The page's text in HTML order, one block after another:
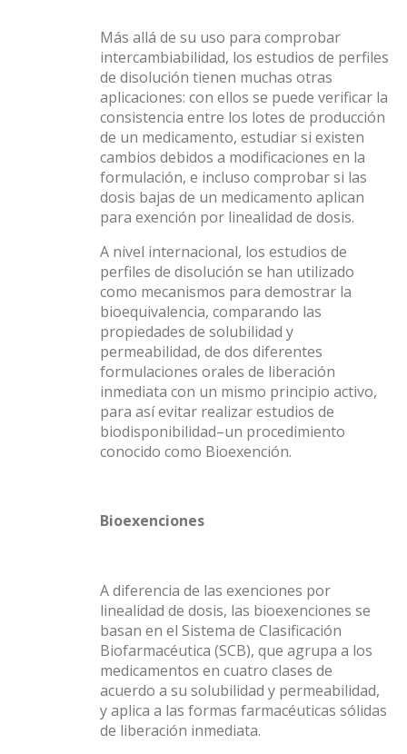
Más allá de su uso para comprobar
intercambiabilidad, los estudios de perfiles
de disolución tienen muchas otras
aplicaciones: con ellos se puede verificar la
consistencia entre los lotes de producción
de un medicamento, estudiar si existen
cambios debidos a modificaciones en la
formulación, e incluso comprobar si las
dosis bajas de un medicamento aplican
para exención por linealidad de dosis.
A nivel internacional, los estudios de
perfiles de disolución se han utilizado
como mecanismos para demostrar la
bioequivalencia, comparando las
propiedades de solubilidad y
permeabilidad, de dos diferentes
formulaciones orales de liberación
inmediata con un mismo principio activo,
para así evitar realizar estudios de
biodisponibilidad–un procedimiento
conocido como Bioexención.
Bioexenciones
A diferencia de las exenciones por
linealidad de dosis, las bioexenciones se
basan en el Sistema de Clasificación
Biofarmacéutica (SCB), que agrupa a los
medicamentos en cuatro clases de
acuerdo a su solubilidad y permeabilidad,
y aplica a las formas farmacéuticas sólidas
de liberación inmediata.